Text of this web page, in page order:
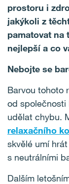
prostoru i
jakýkoli z
pamatovat na
nejlepší a co
Nebojte se
Barvou tohoto
od společnosti
udělat chybu.
relaxačního
skvělé umí
s neutrálními
Dalším